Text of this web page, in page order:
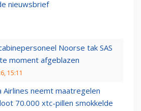
nieuwsbrief
Noorse tak SAS
moment afgeblazen
15:11
Airlines neemt maatregelen
70.000 xtc-pillen smokkelde